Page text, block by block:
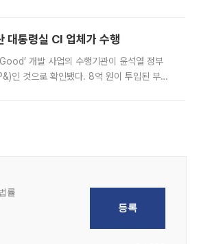
통령실 CI 업체가 수행
개발 사업의 수행기관이 윤석열 정부
인 것으로 확인됐다. 8억 원이 투입된 부산